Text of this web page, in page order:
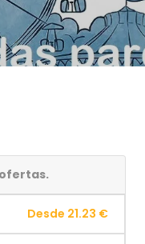
Desde 21.23 €